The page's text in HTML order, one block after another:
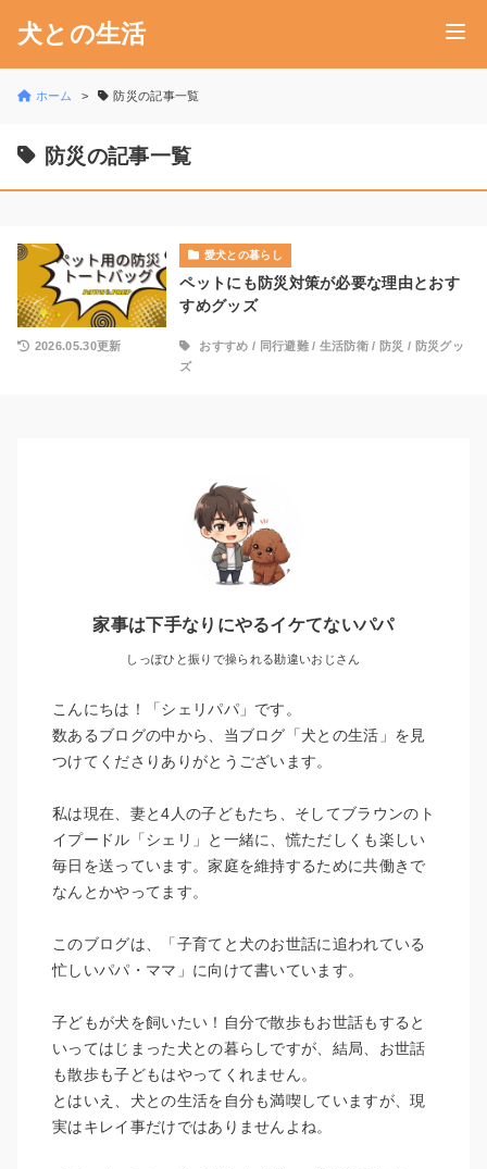
犬との生活
ホーム 防災の記事一覧
防災の記事一覧
愛犬との暮らし
ペットにも防災対策が必要な理由とおす
すめグッズ
2026.05.30更新 おすすめ / 同行避難/ 生活防衛 / 防災 / 防災グッ
ズ
家事は下手なりにやるイケてないパパ
しっぽひと振りで操られる勘違いおじさん
こんにちは！「シェリパパ」です。
数あるブログの中から、当ブログ「犬との生活」を見
つけてくださりありがとうございます。
私は現在、妻と4人の子どもたち、そしてブラウンのト
イプードル「シェリ」と一緒に、慌ただしくも楽しい
毎日を送っています。家庭を維持するために共働きで
なんとかやってます。
このブログは、「子育てと犬のお世話に追われている
忙しいパパ・ママ」に向けて書いています。
子どもが犬を飼いたい！自分で散歩もお世話もすると
いってはじまった犬との暮らしですが、結局、お世話
も散歩も子どもはやってくれません。
とはいえ、犬との生活を自分も満喫していますが、現
実はキレイ事だけではありませんよね。